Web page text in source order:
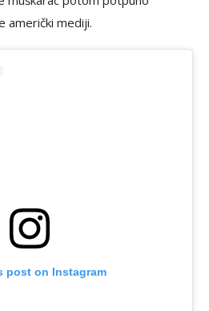
američki mediji.
post on Instagram